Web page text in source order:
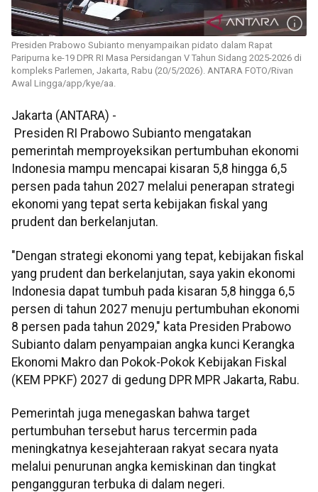
Presiden Prabowo Subianto menyampaikan pidato dalam Rapat
Paripurna ke-19 DPR RI Masa Persidangan V Tahun Sidang 2025-2026 di
kompleks Parlemen, Jakarta, Rabu (20/5/2026). ANTARA FOTO/Rivan
Awal Lingga/app/kye/aa.
Jakarta (ANTARA) -
Presiden RI Prabowo Subianto mengatakan
pemerintah memproyeksikan pertumbuhan ekonomi
Indonesia mampu mencapai kisaran 5,8 hingga 6,5
persen pada tahun 2027 melalui penerapan strategi
ekonomi yang tepat serta kebijakan fiskal yang
prudent dan berkelanjutan.
"Dengan strategi ekonomi yang tepat, kebijakan fiskal
yang prudent dan berkelanjutan, saya yakin ekonomi
Indonesia dapat tumbuh pada kisaran 5,8 hingga 6,5
persen di tahun 2027 menuju pertumbuhan ekonomi
8 persen pada tahun 2029," kata Presiden Prabowo
Subianto dalam penyampaian angka kunci Kerangka
Ekonomi Makro dan Pokok-Pokok Kebijakan Fiskal
(KEM PPKF) 2027 di gedung DPR MPR Jakarta, Rabu.
Pemerintah juga menegaskan bahwa target
pertumbuhan tersebut harus tercermin pada
meningkatnya kesejahteraan rakyat secara nyata
melalui penurunan angka kemiskinan dan tingkat
pengangguran terbuka di dalam negeri.